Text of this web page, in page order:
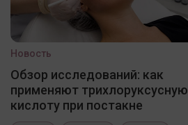
Новость
Обзор исследований: как
применяют трихлоруксусную
кислоту при постакне